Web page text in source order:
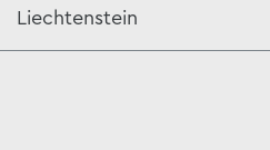
Liechtenstein